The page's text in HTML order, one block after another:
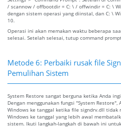
/ scannow / offbootdir = C: \ / offwindir = C: \
dengan sistem operasi yang diinstal, dan C: \
10.
Operasi ini akan memakan waktu beberapa
selesai. Setelah selesai, tutup command
Metode 6: Perbaiki rusak file
Pemulihan Sistem
System Restore sangat berguna ketika Anda
Dengan menggunakan fungsi "System
Windows ke tanggal ketika file signdrv.dll tidak
Windows ke tanggal yang lebih awal
sistem. Ikuti langkah-langkah di bawah ini